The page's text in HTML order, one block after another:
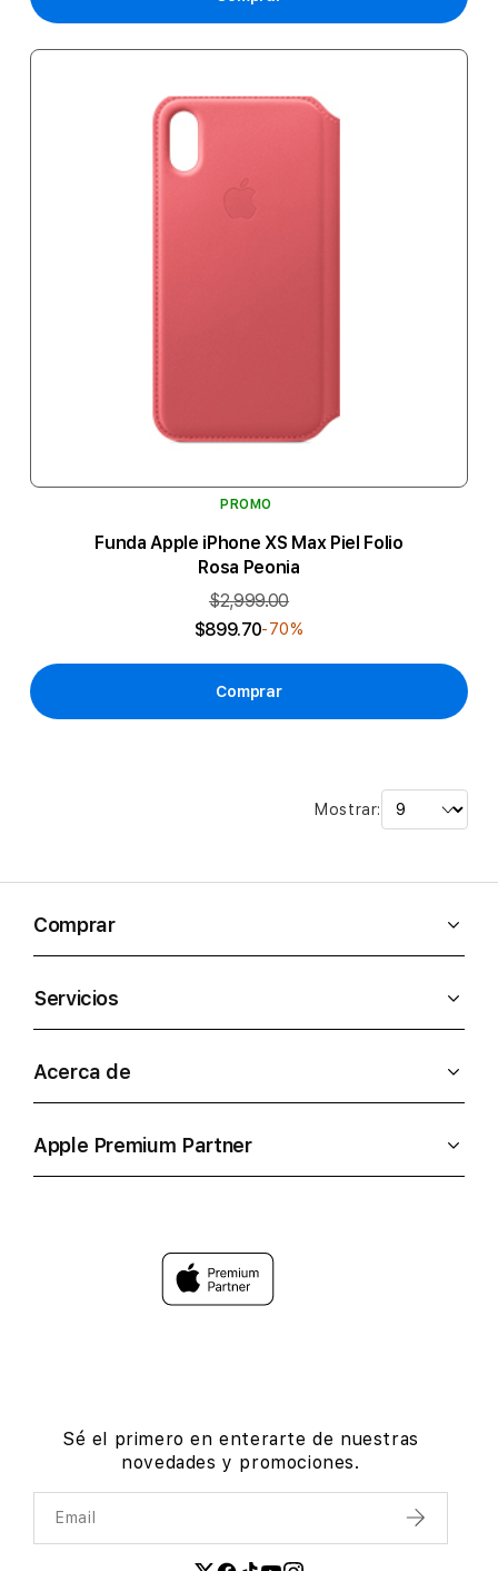
PROMO
Funda Apple iPhone XS Max Piel Folio
Rosa Peonia
$2,999.00
$899.70-70%
Comprar
Mostrar:
Comprar
Servicios
Acerca de
Apple Premium Partner
Sé el primero en enterarte de nuestras
novedades y promociones.
Email